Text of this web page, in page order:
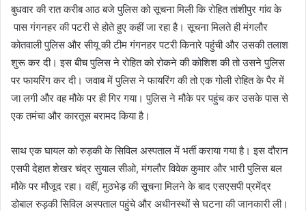
बुधवार की रात करीब आठ बजे पुलिस को सूचना मिली कि रोहित तांशीपुर गांव के
पास गंगनहर की पटरी से होते हुए कहीं जा रहा है। सूचना मिलते ही मंगलौर
कोतवाली पुलिस और सीयू की टीम गंगनहर पटरी किनारे पहुंची और उसकी तलाश
शुरू कर दी। इस बीच पुलिस ने रोहित को रोकने की कोशिश की तो उसने पुलिस
पर फायरिंग कर दी। जवाब में पुलिस ने फायरिंग की तो एक गोली रोहित के पैर में
जा लगी और वह मौके पर ही गिर गया। पुलिस ने मौके पर पहुंच कर उसके पास से
एक तमंचा और कारतूस बरामद किया है।
साथ एक घायल को रुड़की के सिविल अस्पताल में भर्ती कराया गया है। इस दौरान
एसपी देहात शेखर चंद्र सुयाल सीओ, मंगलौर विवेक कुमार और भारी पुलिस बल
मौके पर मौजूद रहा। वहीं, मुठभेड़ की सूचना मिलने के बाद एसएसपी प्रमेंद्र
डोबाल रुड़की सिविल अस्पताल पहुंचे और अधीनस्थों से घटना की जानकारी ली।